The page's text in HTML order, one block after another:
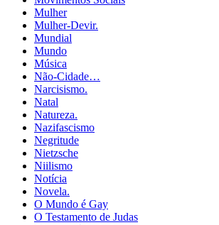
Mulher
Mulher-Devir.
Mundial
Mundo
Música
Não-Cidade…
Narcisismo.
Natal
Natureza.
Nazifascismo
Negritude
Nietzsche
Niilismo
Notícia
Novela.
O Mundo é Gay
O Testamento de Judas